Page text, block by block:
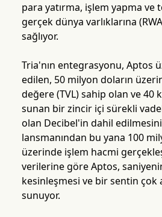
para yatırma, işlem yapma ve
gerçek dünya varlıklarına
sağlıyor.
Tria'nın entegrasyonu, Aptos
edilen, 50 milyon doların
değere (TVL) sahip olan ve 40
sunan bir zincir içi sürekli
olan Decibel'in dahil
lansmanından bu yana 100
üzerinde işlem hacmi
verilerine göre Aptos,
kesinleşmesi ve bir sentin çok
sunuyor.